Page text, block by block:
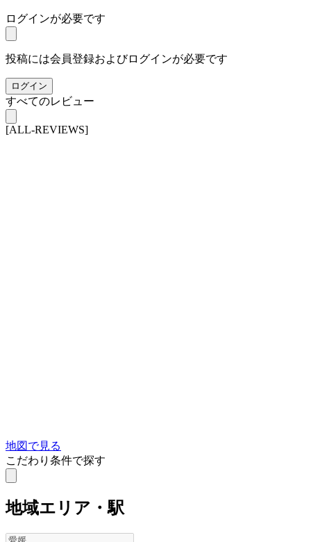
ログインが必要です
投稿には会員登録およびログインが必要です
ログイン
すべてのレビュー
[ALL-REVIEWS]
地図で見る
こだわり条件で探す
地域エリア・駅